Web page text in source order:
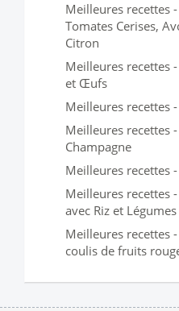
Meilleures recettes
Tomates Cerises,
Citron
Meilleures recettes
et Œufs
Meilleures recettes
Meilleures recettes
Champagne
Meilleures recettes
Meilleures recettes
avec Riz et Légumes
Meilleures recettes
coulis de fruits